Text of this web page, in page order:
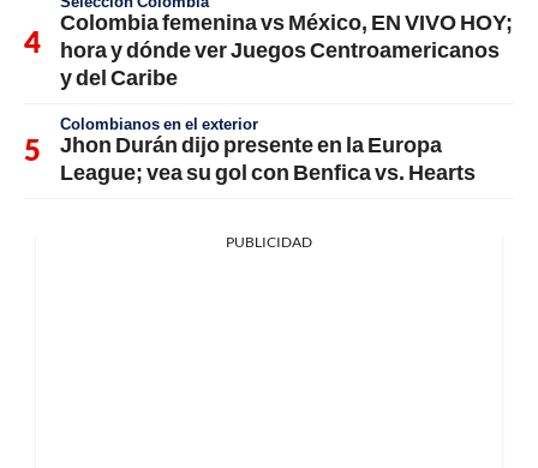
Colombia femenina vs México, EN VIVO HOY;
hora y dónde ver Juegos Centroamericanos
y del Caribe
Colombianos en el exterior
Jhon Durán dijo presente en la Europa
League; vea su gol con Benfica vs. Hearts
PUBLICIDAD